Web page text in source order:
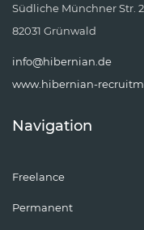
Südliche Münchner Str. 2
82031 Grünwald
info@hibernian.de
www.hibernian-
Navigation
Freelance
Permanent